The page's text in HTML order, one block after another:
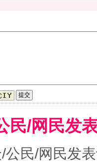
民/网民发
公民/网民发